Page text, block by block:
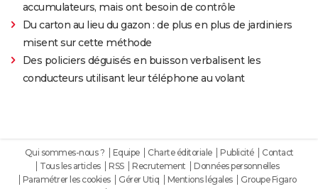
accumulateurs, mais ont besoin de contrôle
Du carton au lieu du gazon : de plus en plus de jardiniers
misent sur cette méthode
Des policiers déguisés en buisson verbalisent les
conducteurs utilisant leur téléphone au volant
Qui sommes-nous ? Equipe Charte éditoriale Publicité
Contact
Tous les articles
RSS Recrutement
Données personnelles
Paramétrer les cookies
Gérer Utiq Mentions légales
Groupe Figaro